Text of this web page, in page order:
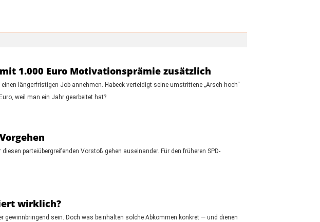
1.000 Euro Motivationsprämie zusätzlich
längerfristigen Job annehmen. Habeck verteidigt seine umstrittene „Arsch hoch“
weil man ein Jahr gearbeitet hat?
parteiübergreifenden Vorstoß gehen auseinander. Für den früheren SPD-
wirklich?
sein. Doch was beinhalten solche Abkommen konkret — und dienen